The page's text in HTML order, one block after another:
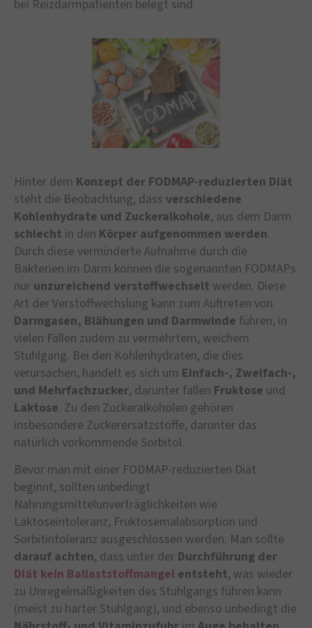
bei Reizdarmpatienten belegt sind.
Hinter dem Konzept der FODMAP-reduzierten Diät
steht die Beobachtung, dass verschiedene
Kohlenhydrate und Zuckeralkohole, aus dem Darm
schlecht in den Körper aufgenommen werden.
Durch diese verminderte Aufnahme durch die
Bakterien im Darm können die sogenannten FODMAPs
nur unzureichend verstoffwechselt werden. Diese
Art der Verstoffwechslung kann zum Auftreten von
Darmgasen, Blähungen und Darmwinde führen, in
vielen Fällen zudem zu vermehrtem, weichem
Stuhlgang. Bei den Kohlenhydraten, die dies
verursachen, handelt es sich um Einfach-, Zweifach-,
und Mehrfachzucker, darunter fallen Fruktose und
Laktose. Zu den Zuckeralkoholen gehören
insbesondere Zuckerersatzstoffe, darunter das
natürlich vorkommende Sorbitol.
Bevor man mit einer FODMAP-reduzierten Diät
beginnt, sollten unbedingt
Nahrungsmittelunverträglichkeiten wie
Laktoseintoleranz, Fruktosemalabsorption und
Sorbitintoleranz ausgeschlossen werden. Man sollte
darauf achten, dass unter der Durchführung der
Diät kein Ballaststoffmangel entsteht, was wieder
zu Unregelmäßigkeiten des Stuhlgangs führen kann
(meist zu harter Stuhlgang), und ebenso unbedingt die